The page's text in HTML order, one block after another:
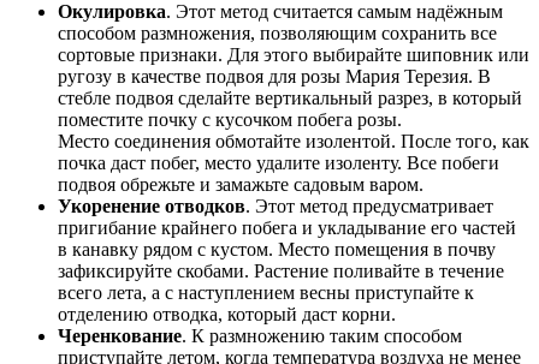
Окулировка. Этот метод считается самым надёжным
способом размножения, позволяющим сохранить все
сортовые признаки. Для этого выбирайте шиповник или
ругозу в качестве подвоя для розы Мария Терезия. В
стебле подвоя сделайте вертикальный разрез, в который
поместите почку с кусочком побега розы.
Место соединения обмотайте изолентой. После того, как
почка даст побег, место удалите изоленту. Все побеги
подвоя обрежьте и замажьте садовым варом.
Укоренение отводков. Этот метод предусматривает
пригибание крайнего побега и укладывание его частей
в канавку рядом с кустом. Место помещения в почву
зафиксируйте скобами. Растение поливайте в течение
всего лета, а с наступлением весны приступайте к
отделению отводка, который даст корни.
Черенкование. К размножению таким способом
приступайте летом, когда температура воздуха не менее